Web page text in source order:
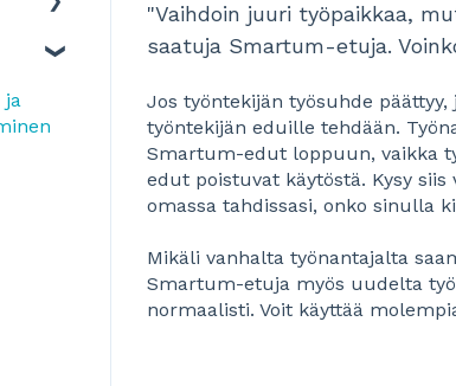
"Vaihdoin juuri työpaikkaa,
saatuja Smartum-etuja.
Jos työntekijän työsuhde
työntekijän eduille tehdään.
Smartum-edut loppuun, vaikka
edut poistuvat käytöstä. Kysy
omassa tahdissasi, onko sinulla
Mikäli vanhalta työnantajalta
Smartum-etuja myös uudelta
normaalisti. Voit käyttää
ja